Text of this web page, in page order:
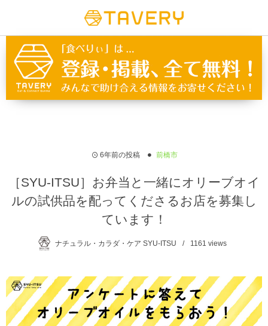
6年前の投稿 前橋市
［SYU-ITSU］お弁当と一緒にオリーブオイ
ルの試供品を配ってくださるお店を募集し
ています！
ナチュラル・カラダ・ケア SYU-ITSU 1161 views